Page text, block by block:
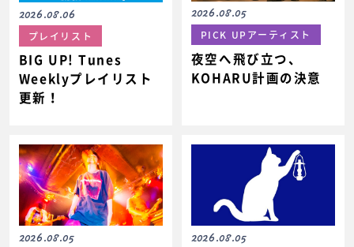
2026.08.06
プレイリスト
BIG UP! Tunes
Weeklyプレイリスト
更新！
2026.08.05
PICK UPアーティスト
夜空へ飛び立つ、
KOHARU計画の決意
2026.08.05 2026.08.05